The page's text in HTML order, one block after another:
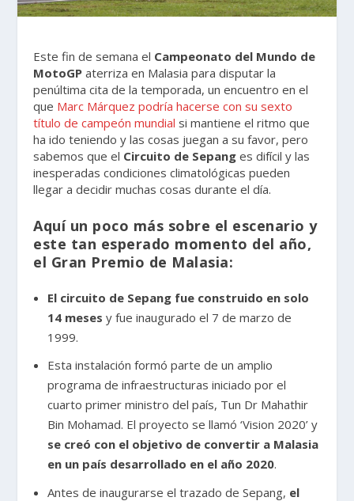
Este fin de semana el Campeonato del Mundo de
MotoGP aterriza en Malasia para disputar la
penúltima cita de la temporada, un encuentro en el
que Marc Márquez podría hacerse con su sexto
título de campeón mundial si mantiene el ritmo que
ha ido teniendo y las cosas juegan a su favor, pero
sabemos que el Circuito de Sepang es difícil y las
inesperadas condiciones climatológicas pueden
llegar a decidir muchas cosas durante el día.
Aquíun poco más sobre el escenario y
este tan esperado momento del año,
el Gran Premio de Malasia:
El circuito de Sepang fue construido en solo
14 meses y fue inaugurado el 7 de marzo de
1999.
Esta instalación formó parte de un amplio
programa de infraestructuras iniciado por el
cuarto primer ministro del país, Tun Dr Mahathir
Bin Mohamad. El proyecto se llamó ‘Vision 2020’ y
se creó con el objetivo de convertir a Malasia
en un país desarrollado en el año 2020.
Antes de inaugurarse el trazado de Sepang, el